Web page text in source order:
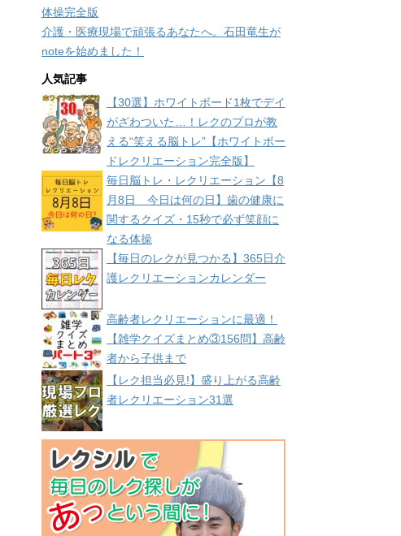
体操完全版
介護・医療現場で頑張るあなたへ。石田竜生が
noteを始めました！
人気記事
【30選】ホワイトボード1枚でデイ
がざわついた…！レクのプロが教
える“笑える脳トレ”【ホワイトボー
ドレクリエーション完全版】
毎日脳トレ・レクリエーション【8
月8日 今日は何の日】歯の健康に
関するクイズ・15秒で必ず笑顔に
なる体操
【毎日のレクが見つかる】365日介
護レクリエーションカレンダー
高齢者レクリエーションに最適！
【雑学クイズまとめ③156問】高齢
者から子供まで
【レク担当必見!】盛り上がる高齢
者レクリエーション31選